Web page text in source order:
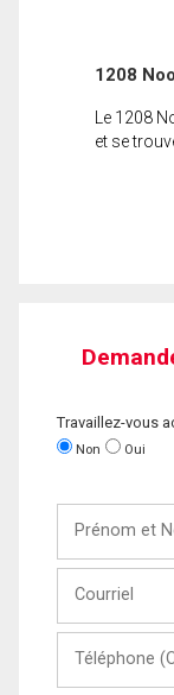
1208
Le 1208
et se
Travaillez-vous
Non Oui
Nom
(Optionnel)